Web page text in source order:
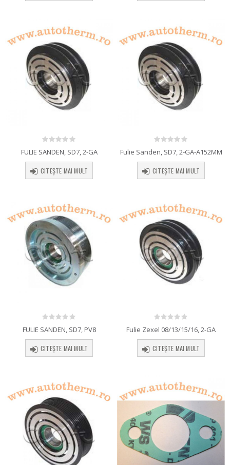
0 out of 5
FULIE SANDEN, SD7, 2-GA
CITEȘTE MAI MULT
out of 5
Fulie Sanden, SD7, 2-GA-A152MM
CITEȘTE MAI MULT
0out of 5
FULIE SANDEN, SD7, PV8
CITEȘTE MAI MULT
0 out of 5
Fulie Zexel 08/13/15/16, 2-GA
CITEȘTE MAI MULT